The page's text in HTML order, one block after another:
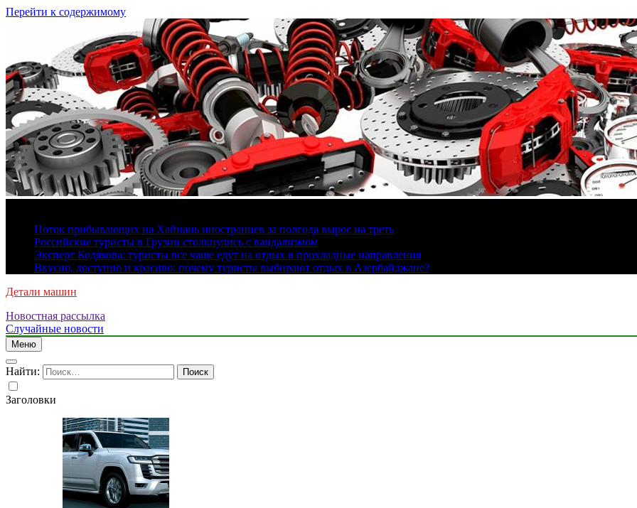
Перейти к содержимому
Поток прибывающих на Хайнань иностранцев за полгода вырос на треть
Российские туристы в Грузии столкнулись с вандализмом
Эксперт Кодякова: туристы все чаще едут на отдых в прохладные направления
Вкусно, доступно и красиво: почему туристы выбирают отдых в Азербайджане?
Детали машин
Новостная рассылка
Случайные новости
Меню
Найти:
Заголовки